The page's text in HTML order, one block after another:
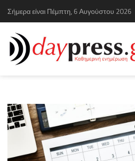
Σήμερα είναι Πέμπτη, 6 Αυγούστου 2026